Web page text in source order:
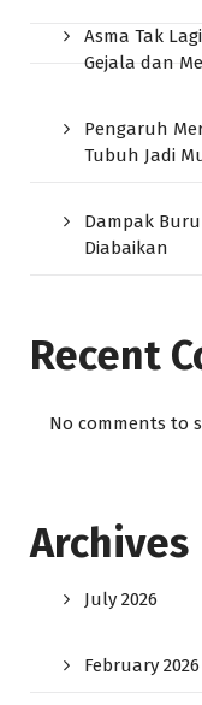
Asma Tak
Gejala dan
Pengaruh
Tubuh Jadi
Dampak
Diabaikan
Recent
No comments to
Archives
July 2026
February 2026